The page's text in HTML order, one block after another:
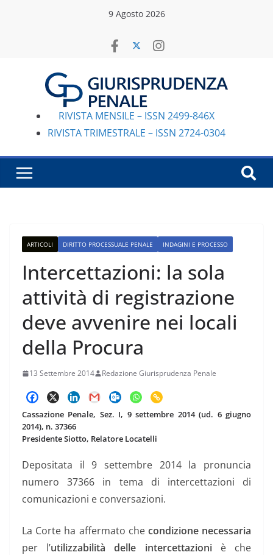
9 Agosto 2026
RIVISTA MENSILE – ISSN 2499-846X
RIVISTA TRIMESTRALE – ISSN 2724-0304
ARTICOLI DIRITTO PROCESSUALE PENALE INDAGINI E PROCESSO
Intercettazioni: la sola
attività di registrazione
deve avvenire nei locali
della Procura
13 Settembre 2014 Redazione Giurisprudenza Penale
Cassazione Penale, Sez. I, 9 settembre 2014 (ud. 6 giugno
2014), n. 37366
Presidente Siotto, Relatore Locatelli
Depositata il 9 settembre 2014 la pronuncia
numero 37366 in tema di intercettazioni di
comunicazioni e conversazioni.
La Corte ha affermato che condizione necessaria
per l’utilizzabilità delle intercettazioniè che